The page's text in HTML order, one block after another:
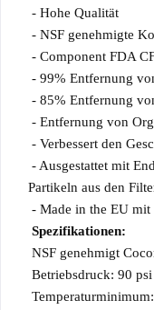
- Hohe Qualität
- NSF genehmigte
- Component FDA
- 99% Entfernung
- 85% Entfernung
- Entfernung von
- Verbessert den
- Ausgestattet mit
Partikeln aus den
- Made in the EU
Spezifikationen:
NSF genehmigt
Betriebsdruck: 90